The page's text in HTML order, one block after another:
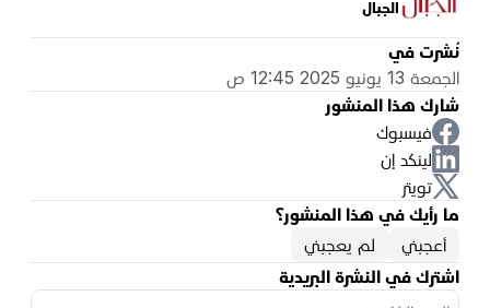
الجبال
نُشرت في
الجمعة 13 يونيو 2025 12:45 ص
شارك هذا المنشور
فيسبوك
لينكد إن
تويتر
ما رأيك في هذا المنشور؟
أعجبني
لم يعجبني
اشترك في النشرة البريدية